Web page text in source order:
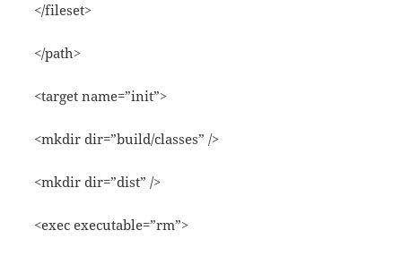
</fileset>
</path>
<target name=”init”>
<mkdir dir=”build/classes” />
<mkdir dir=”dist” />
<exec executable=”rm”>